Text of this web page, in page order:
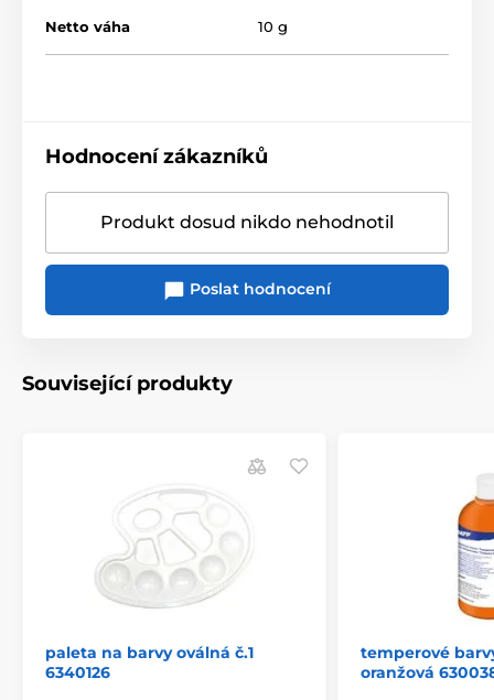
Netto váha 10 g
Hodnocení zákazníků
Produkt dosud nikdo nehodnotil
Poslat hodnocení
Související produkty
paleta na barvy oválná č.1
6340126
temperové
oranžová